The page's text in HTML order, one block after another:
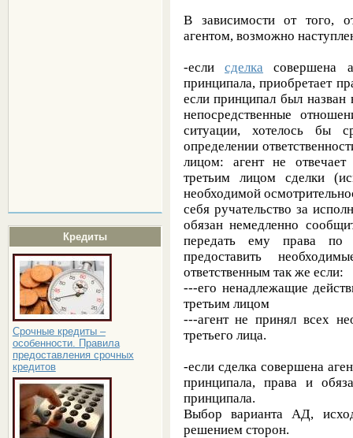
Кредиты
Срочные кредиты –
особенности. Правила
предоставления срочных
кредитов
В зависимости от того,
агентом, возможно
-еслисделка совершена
принципала, приобретает
если принципал был назван
непосредственные
ситуации, хотелось бы
определении
лицом: агент не
третьим лицом сделки
необходимой
себя ручательство за
обязан немедленно
передать ему права по
предоставить
ответственным так же если:
---его ненадлежащие
третьим лицом
---агент не принял всех
третьего лица.
-если сделка совершена
принципала, права и
принципала.
Выбор варианта АД,
решением сторон.